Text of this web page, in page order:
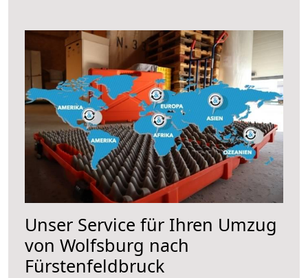
Unser Service für Ihren Umzug
von Wolfsburg nach
Fürstenfeldbruck